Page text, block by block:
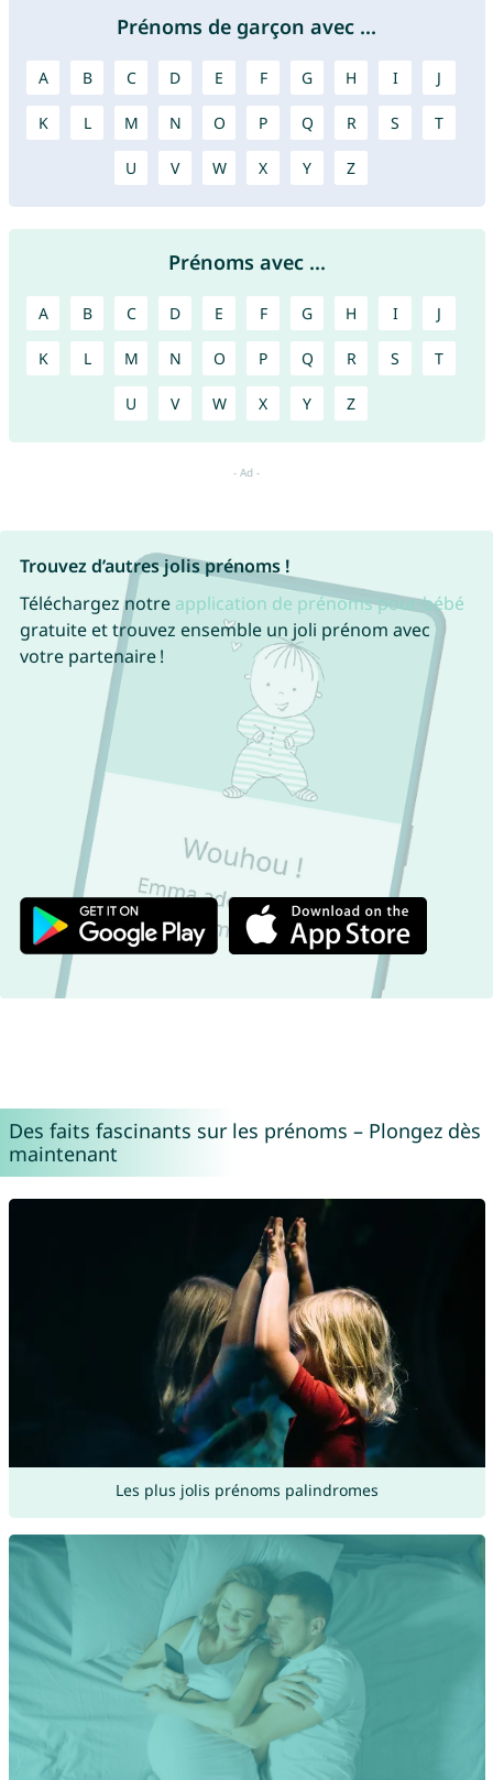
Prénoms de garçon avec ...
A B C D E F G H I J
K L M N O P Q R S T
U V W X Y Z
Prénoms avec ...
A B C D E F G H I J
K L M N O P Q R S T
U V W X Y Z
Trouvez d’autres jolis prénoms !
Téléchargez notre application de prénoms pour bébé
gratuite et trouvez ensemble un joli prénom avec
votre partenaire !
Des faits fascinants sur les prénoms – Plongez dès
maintenant
Les plus jolis prénoms palindromes